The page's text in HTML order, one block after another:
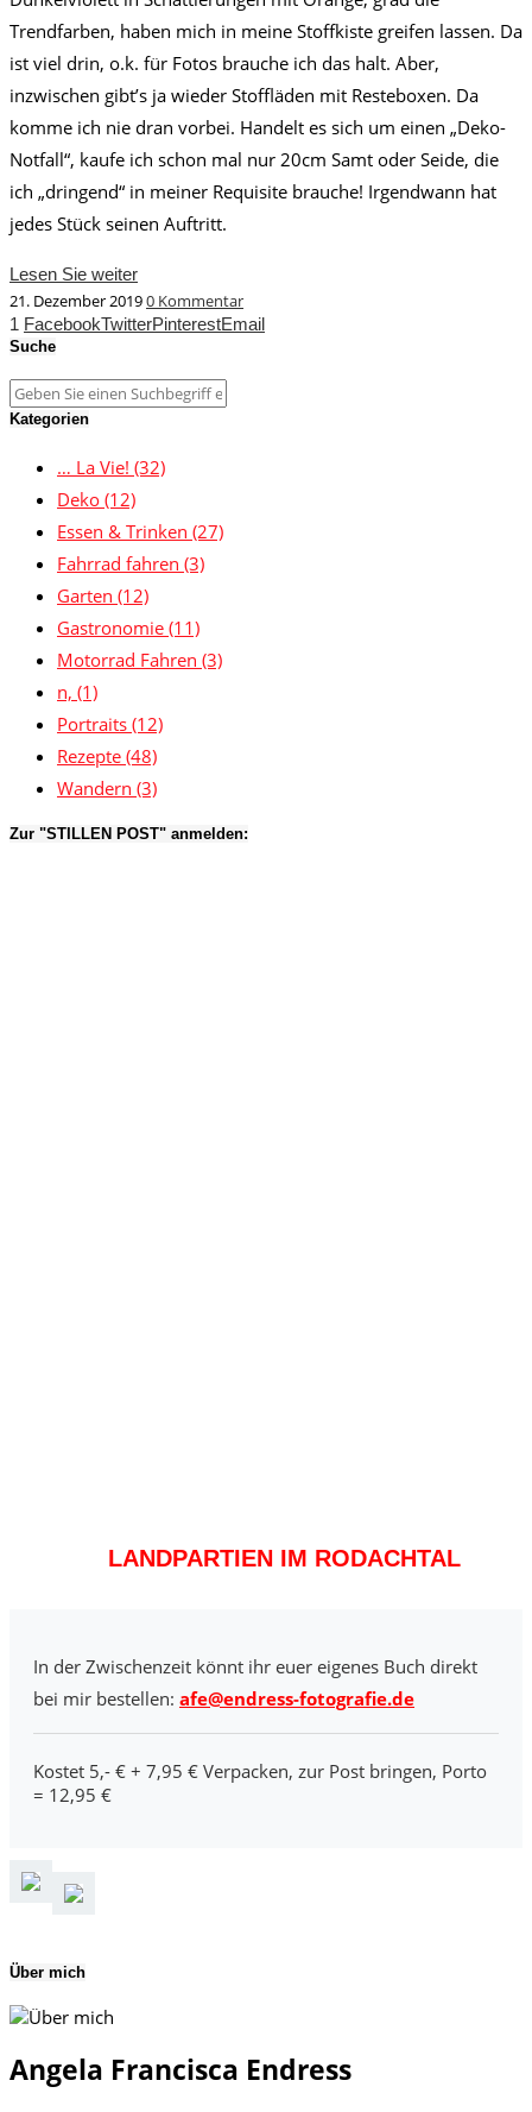
Trendfarben, haben mich in meine Stoffkiste greifen lassen. Da
ist viel drin, o.k. für Fotos brauche ich das halt. Aber,
inzwischen gibt’s ja wieder Stoffläden mit Resteboxen. Da
komme ich nie dran vorbei. Handelt es sich um einen „Deko-
Notfall“, kaufe ich schon mal nur 20cm Samt oder Seide, die
ich „dringend“ in meiner Requisite brauche! Irgendwann hat
jedes Stück seinen Auftritt.
Lesen Sie weiter
21. Dezember 20190 Kommentar
1 FacebookTwitterPinterestEmail
Suche
Kategorien
… La Vie! (32)
Deko (12)
Essen & Trinken (27)
Fahrrad fahren (3)
Garten (12)
Gastronomie (11)
Motorrad Fahren (3)
n, (1)
Portraits (12)
Rezepte (48)
Wandern (3)
Zur "STILLEN POST" anmelden:
LANDPARTIEN IM RODACHTAL
In der Zwischenzeit könnt ihr euer eigenes Buch direkt
bei mir bestellen: afe@endress-fotografie.de
Kostet 5,- € + 7,95 € Verpacken, zur Post bringen, Porto
= 12,95 €
Über mich
Angela Francisca Endress